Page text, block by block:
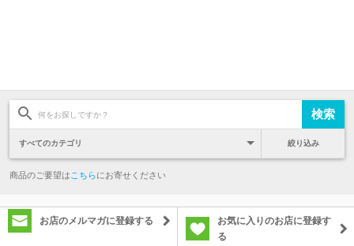
絞り込み
商品のご要望は こちらにお寄せください
お店のメルマガに登録する
お気に入りのお店に登録す
る